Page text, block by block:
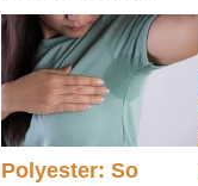
Polyester: So